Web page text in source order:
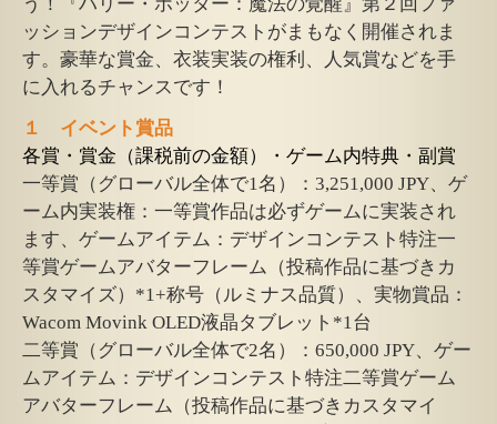
ッションデザインコンテストがまもなく開催されま
す。豪華な賞金、衣装実装の権利、人気賞などを手
に入れるチャンスです！
１ イベント賞品
各賞・賞金（課税前の金額）・ゲーム内特典・副賞
一等賞（グローバル全体で1名）：3,251,000 JPY、ゲ
ーム内実装権：一等賞作品は必ずゲームに実装され
ます、ゲームアイテム：デザインコンテスト特注一
等賞ゲームアバターフレーム（投稿作品に基づきカ
スタマイズ）*1+称号（ルミナス品質）、実物賞品：
Wacom Movink OLED液晶タブレット*1台
二等賞（グローバル全体で2名）：650,000 JPY、ゲー
ムアイテム：デザインコンテスト特注二等賞ゲーム
アバターフレーム（投稿作品に基づきカスタマイ